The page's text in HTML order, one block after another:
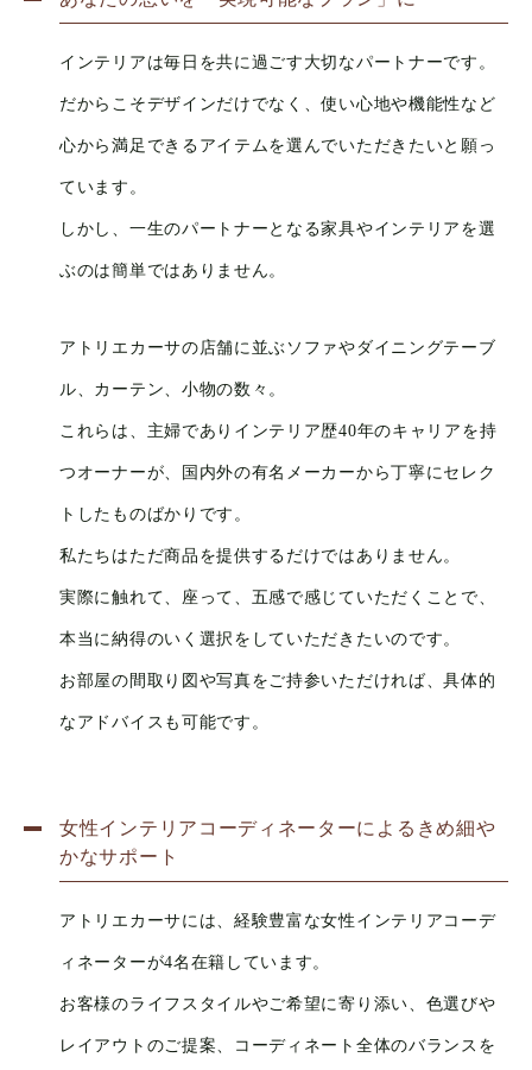
インテリアは毎日を共に過ごす大切なパートナーです。
だからこそデザインだけでなく、使い心地や機能性など
心から満足できるアイテムを選んでいただきたいと願っ
ています。
しかし、一生のパートナーとなる家具やインテリアを選
ぶのは簡単ではありません。
アトリエカーサの店舗に並ぶソファやダイニングテーブ
ル、カーテン、小物の数々。
これらは、主婦でありインテリア歴40年のキャリアを持
つオーナーが、国内外の有名メーカーから丁寧にセレク
トしたものばかりです。
私たちはただ商品を提供するだけではありません。
実際に触れて、座って、五感で感じていただくことで、
本当に納得のいく選択をしていただきたいのです。
お部屋の間取り図や写真をご持参いただければ、具体的
なアドバイスも可能です。
女性インテリアコーディネーターによるきめ細や
かなサポート
アトリエカーサには、経験豊富な女性インテリアコーデ
ィネーターが4名在籍しています。
お客様のライフスタイルやご希望に寄り添い、色選びや
レイアウトのご提案、コーディネート全体のバランスを